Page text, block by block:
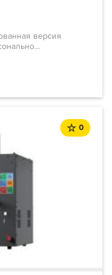
версия
0